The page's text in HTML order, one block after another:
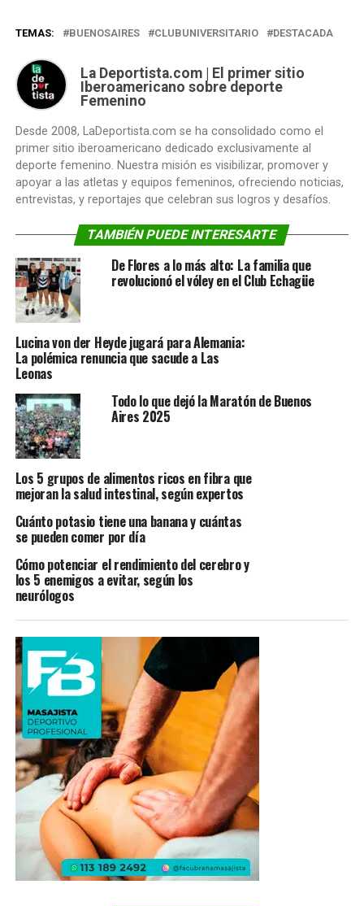
TEMAS: BUENOSAIRES CLUBUNIVERSITARIO DESTACADA
La Deportista.com | El primer sitio
Iberoamericano sobre deporte
Femenino
Desde 2008, LaDeportista.com se ha consolidado como el
primer sitio iberoamericano dedicado exclusivamente al
deporte femenino. Nuestra misión es visibilizar, promover y
apoyar a las atletas y equipos femeninos, ofreciendo noticias,
entrevistas, y reportajes que celebran sus logros y desafíos.
TAMBIÉN PUEDE INTERESARTE
De Flores a lo más alto: La familia que
revolucionó el vóley en el Club Echagüe
Lucina von der Heyde jugará para Alemania:
La polémica renuncia que sacude a Las
Leonas
Todo lo que dejó la Maratón de Buenos
Aires 2025
Los 5 grupos de alimentos ricos en fibra que
mejoran la salud intestinal, según expertos
Cuánto potasio tiene una banana y cuántas
se pueden comer por día
Cómo potenciar el rendimiento del cerebro y
los 5 enemigos a evitar, según los
neurólogos